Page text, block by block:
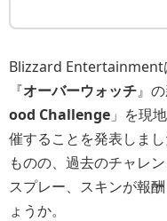
Blizzard Entertainment
『オーバーウォッチ』
ood Challenge 」を現
催することを発表しま
ものの、過去のチャレ
スプレー、スキンが報
ょうか。